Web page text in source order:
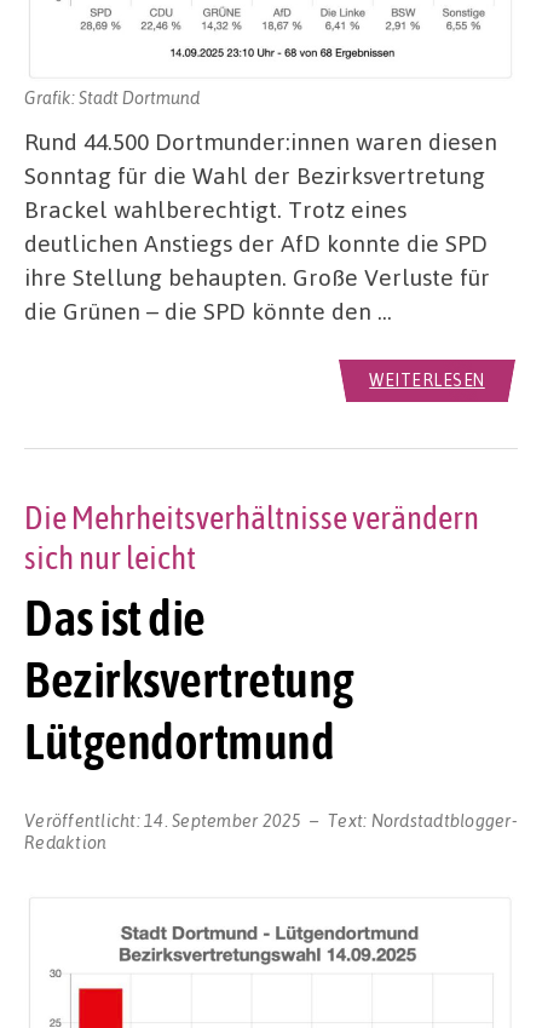
Grafik: Stadt Dortmund
Rund 44.500 Dortmunder:innen waren diesen
Sonntag für die Wahl der Bezirksvertretung
Brackel wahlberechtigt. Trotz eines
deutlichen Anstiegs der AfD konnte die SPD
ihre Stellung behaupten. Große Verluste für
die Grünen – die SPD könnte den …
WEITERLESEN
Das ist die
Bezirksvertretung
Lütgendortmund
Die Mehrheitsverhältnisse verändern
sich nur leicht
Veröffentlicht: 14. September 2025 Text: Nordstadtblogger-
Redaktion